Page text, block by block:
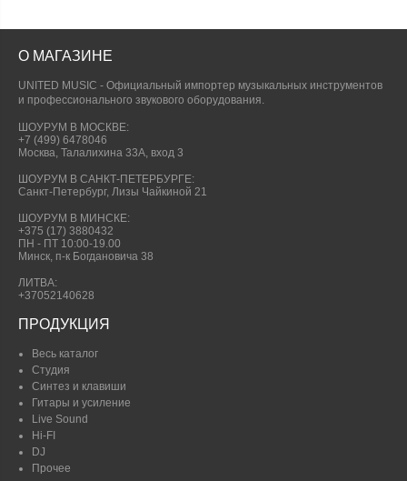
О МАГАЗИНЕ
UNITED MUSIC - Официальный импортер музыкальных инструментов
и профессионального звукового оборудования.
ШОУРУМ В МОСКВЕ:
+7 (499) 6478046
Москва, Талалихина 33А, вход 3
ШОУРУМ В САНКТ-ПЕТЕРБУРГЕ:
Санкт-Петербург, Лизы Чайкиной 21
ШОУРУМ В МИНСКЕ:
+375 (17) 3880432
ПН - ПТ 10:00-19.00
Минск, п-к Богдановича 38
ЛИТВА:
+37052140628
ПРОДУКЦИЯ
Весь каталог
Студия
Синтез и клавиши
Гитары и усиление
Live Sound
Hi-FI
DJ
Прочее